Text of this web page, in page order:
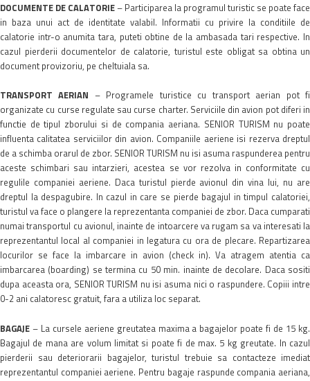
DOCUMENTE DE CALATORIE– Participarea la programul turistic se poate face
in baza unui act de identitate valabil. Informatii cu privire la conditiile de
calatorie intr-o anumita tara, puteti obtine de la ambasada tari respective. In
cazul pierderii documentelor de calatorie, turistul este obligat sa obtina un
document provizoriu, pe cheltuiala sa.
TRANSPORT AERIAN – Programele turistice cu transport aerian pot fi
organizate cu curse regulate sau curse charter. Serviciile din avion pot diferi in
functie de tipul zborului si de compania aeriana. SENIOR TURISM nu poate
influenta calitatea serviciilor din avion. Companiile aeriene isi rezerva dreptul
de a schimba orarul de zbor. SENIOR TURISM nu isi asuma raspunderea pentru
aceste schimbari sau intarzieri, acestea se vor rezolva in conformitate cu
regulile companiei aeriene. Daca turistul pierde avionul din vina lui, nu are
dreptul la despagubire. In cazul in care se pierde bagajul in timpul calatoriei,
turistul va face o plangere la reprezentanta companiei de zbor. Daca cumparati
numai transportul cu avionul, inainte de intoarcere va rugam sa va interesati la
reprezentantul local al companiei in legatura cu ora de plecare. Repartizarea
locurilor se face la imbarcare in avion (check in). Va atragem atentia ca
imbarcarea (boarding) se termina cu 50 min. inainte de decolare. Daca sositi
dupa aceasta ora, SENIOR TURISM nu isi asuma nici o raspundere. Copiii intre
0-2 ani calatoresc gratuit, fara a utiliza loc separat.
BAGAJE – La cursele aeriene greutatea maxima a bagajelor poate fi de 15 kg.
Bagajul de mana are volum limitat si poate fi de max. 5 kg greutate. In cazul
pierderii sau deteriorarii bagajelor, turistul trebuie sa contacteze imediat
reprezentantul companiei aeriene. Pentru bagaje raspunde compania aeriana,